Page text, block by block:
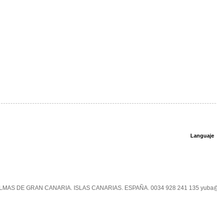
Languaje
DE GRAN CANARIA. ISLAS CANARIAS. ESPAÑA. 0034 928 241 135